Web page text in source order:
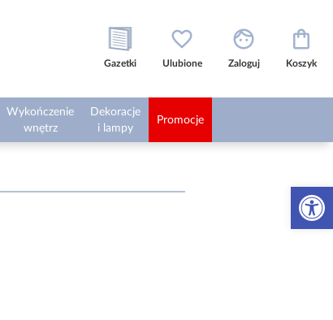
Otwórz
Gazetki Ulubione Zaloguj Koszyk
Wykończenie
wnętrz
Dekoracje
i lampy
Promocje